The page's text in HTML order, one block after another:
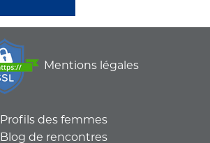
Mentions légales
Profils des femmes
Blog de rencontres